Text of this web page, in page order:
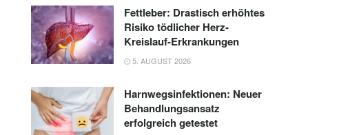
Fettleber: Drastisch erhöhtes
Risiko tödlicher Herz-
Kreislauf-Erkrankungen
5. AUGUST 2026
Harnwegsinfektionen: Neuer
Behandlungsansatz
erfolgreich getestet